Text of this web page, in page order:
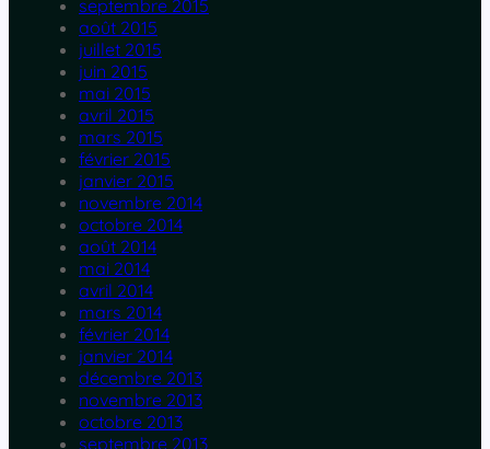
septembre 2015
août 2015
juillet 2015
juin 2015
mai 2015
avril 2015
mars 2015
février 2015
janvier 2015
novembre 2014
octobre 2014
août 2014
mai 2014
avril 2014
mars 2014
février 2014
janvier 2014
décembre 2013
novembre 2013
octobre 2013
septembre 2013